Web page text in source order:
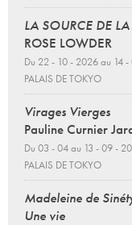
LA SOURCE DE
ROSE LOWDER
Du 22 - 10 - 2026 au 14
PALAIS DE TOKYO
Virages Vierges
Pauline Curnier
Du 03 - 04 au 13 - 09 -
PALAIS DE TOKYO
Madeleine de
Une vie